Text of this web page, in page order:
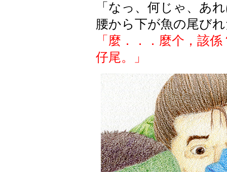
「なっ、何じゃ、あ
腰から下が魚の尾び
「麼．．．麼个，該
仔尾。」